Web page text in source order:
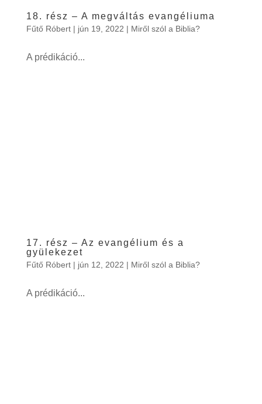
18. rész – A megváltás evangéliuma
Fűtő Róbert| jún 19, 2022 | Miről szól a Biblia?
A prédikáció...
17. rész – Az evangélium és a
gyülekezet
Fűtő Róbert| jún 12, 2022 | Miről szól a Biblia?
A prédikáció...